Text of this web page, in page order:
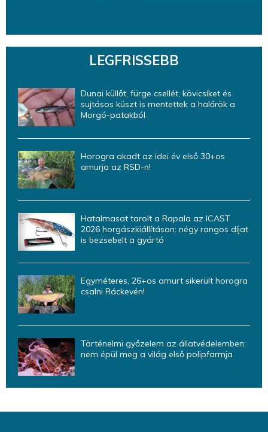
LEGFRISSEBB
Dunai küllőt, fürge csellét, kövicsíket és
sujtásos küszt is mentettek a halőrök a
Morgó-patakból
Horogra akadt az idei év első 30+os
amurja az RSD-n!
Hatalmasat tarolt a Rapala az ICAST
2026 horgászkiállításon: négy rangos díjat
is bezsebelt a gyártó
Egyméteres, 26+os amurt sikerült horogra
csalni Ráckevén!
Történelmi győzelem az állatvédelemben:
nem épül meg a világ első polipfarmja